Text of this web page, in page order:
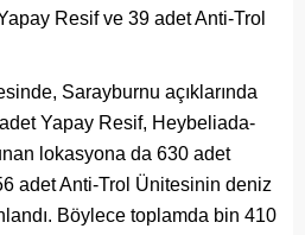
Resif ve 39 adet Anti-Trol
Sarayburnu açıklarında
Yapay Resif, Heybeliada-
lokasyona da 630 adet
adet Anti-Trol Ünitesinin deniz
Böylece toplamda bin 410